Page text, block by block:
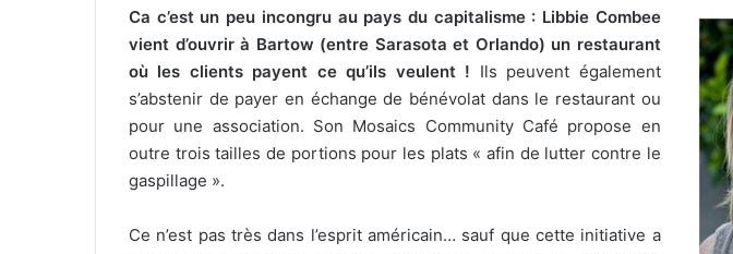
Ca c’est un peu incongru au pays du capitalisme : Libbie Combee
vient d’ouvrir à Bartow (entre Sarasota et Orlando) un restaurant
où les clients payent ce qu’ils veulent ! Ils peuvent également
s’abstenir de payer en échange de bénévolat dans le restaurant ou
pour une association. Son Mosaics Community Café propose en
outre trois tailles de portions pour les plats « afin de lutter contre le
gaspillage ».
Ce n’est pas très dans l’esprit américain… sauf que cette initiative a